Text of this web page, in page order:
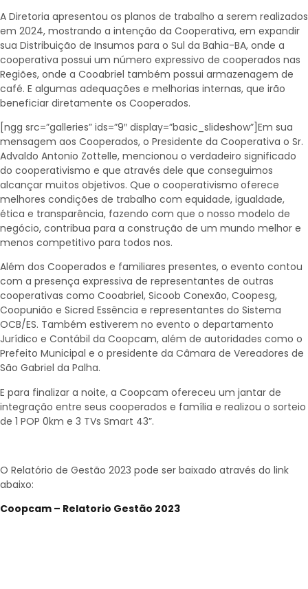
A Diretoria apresentou os planos de trabalho a serem realizados
em 2024, mostrando a intenção da Cooperativa, em expandir
sua Distribuição de Insumos para o Sul da Bahia-BA, onde a
cooperativa possui um número expressivo de cooperados nas
Regiões, onde a Cooabriel também possui armazenagem de
café. E algumas adequações e melhorias internas, que irão
beneficiar diretamente os Cooperados.
[ngg src=”galleries” ids=”9″ display=”basic_slideshow”]Em sua
mensagem aos Cooperados, o Presidente da Cooperativa o Sr.
Advaldo Antonio Zottelle, mencionou o verdadeiro significado
do cooperativismo e que através dele que conseguimos
alcançar muitos objetivos. Que o cooperativismo oferece
melhores condições de trabalho com equidade, igualdade,
ética e transparência, fazendo com que o nosso modelo de
negócio, contribua para a construção de um mundo melhor e
menos competitivo para todos nos.
Além dos Cooperados e familiares presentes, o evento contou
com a presença expressiva de representantes de outras
cooperativas como Cooabriel, Sicoob Conexão, Coopesg,
Coopunião e Sicred Essência e representantes do Sistema
OCB/ES. Também estiverem no evento o departamento
Jurídico e Contábil da Coopcam, além de autoridades como o
Prefeito Municipal e o presidente da Câmara de Vereadores de
São Gabriel da Palha.
E para finalizar a noite, a Coopcam ofereceu um jantar de
integração entre seus cooperados e família e realizou o sorteio
de 1 POP 0km e 3 TVs Smart 43”.
O Relatório de Gestão 2023 pode ser baixado através do link
abaixo:
Coopcam – Relatorio Gestão 2023